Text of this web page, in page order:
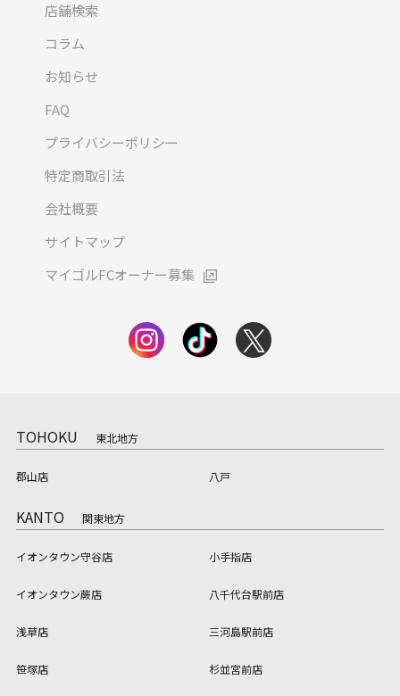
店舗検索
コラム
お知らせ
FAQ
プライバシーポリシー
特定商取引法
会社概要
サイトマップ
マイゴルFCオーナー募集
TOHOKU 東北地方
郡山店 八戸
KANTO 関東地方
イオンタウン守谷店 小手指店
イオンタウン蕨店 八千代台駅前店
浅草店 三河島駅前店
笹塚店 杉並宮前店